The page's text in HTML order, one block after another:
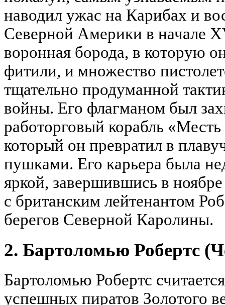
наводил ужас на Карибах и
Северной Америки в начале
воронная борода, в которую
фитили, и множество
тщательно продуманной
войны. Его флагманом был
работорговый корабль
который он превратил в
пушками. Его карьера была
яркой, завершившись в
с британским лейтенантом
берегов Северной Каролины.
2. Бартоломью Робертс
Бартоломью Робертс
успешных пиратов Золотого